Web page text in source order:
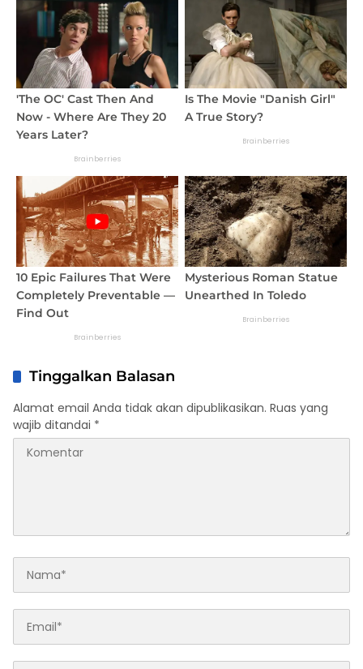
Tinggalkan Balasan
Alamat email Anda tidak akan dipublikasikan. Ruas yang
wajib ditandai *